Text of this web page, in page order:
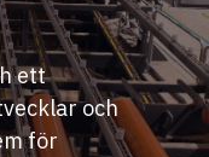
ett
och
för